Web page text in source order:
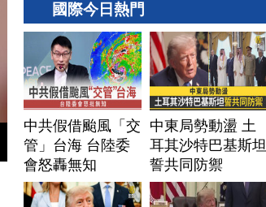
國際今日熱門
中共假借颱風「交
管」台海 台陸委
會怒轟無知
中東局勢動盪 土
耳其沙特巴基斯坦
誓共同防禦